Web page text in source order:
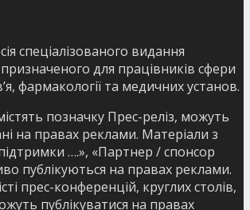
спеціалізованого видання
для працівників сфери
фармакології та медичних установ.
позначку Прес-реліз, можуть
на правах реклами. Матеріали з
….», «Партнер / спонсор
публікуються на правах реклами.
прес-конференцій, круглих столів,
публікуватися на правах